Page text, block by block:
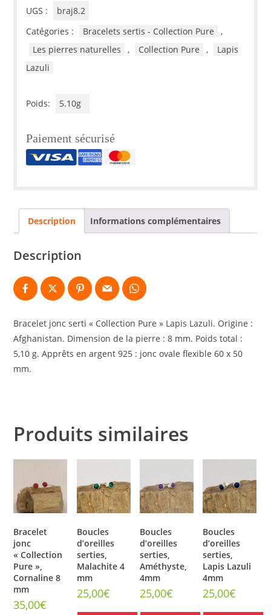
LapisUGS :
braj8.2
Catégories :
Bracelets sertis - Collection Pure
,
Les pierres naturelles
, Collection Pure ,
Lapis
Lazuli
Poids: 5.10g
Paiement sécurisé
Description Informations complémentaires
Description
Bracelet jonc serti « Collection Pure » Lapis Lazuli. Origine :
Afghanistan. Dimension de la pierre : 8 mm. Poids total :
5,10 g.Apprêts en argent 925 : jonc ovale flexible 60 x 50
mm.
Produits similaires
Bracelet
jonc
« Collection
Pure »,
Cornaline 8
mm
35,00€
Boucles
d’oreilles
serties,
Malachite 4
mm
25,00€
Boucles
d’oreilles
serties,
Améthyste,
4mm
25,00€
Boucles
d’oreilles
serties,
Lapis Lazuli
4mm
25,00€